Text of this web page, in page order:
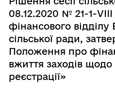
08.12.2020 № 21-1-
фінансового відділу
сільської ради,
Положення про
вжиття заходів
реєстрації»